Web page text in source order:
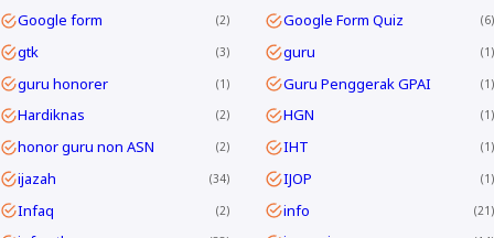
Google form 2 Google Form Quiz 6
gtk 3 guru 1
guru honorer 1 Guru Penggerak GPAI 1
Hardiknas 2 HGN 1
honor guru non ASN 2 IHT 1
ijazah 34 IJOP 1
Infaq 2 info 21